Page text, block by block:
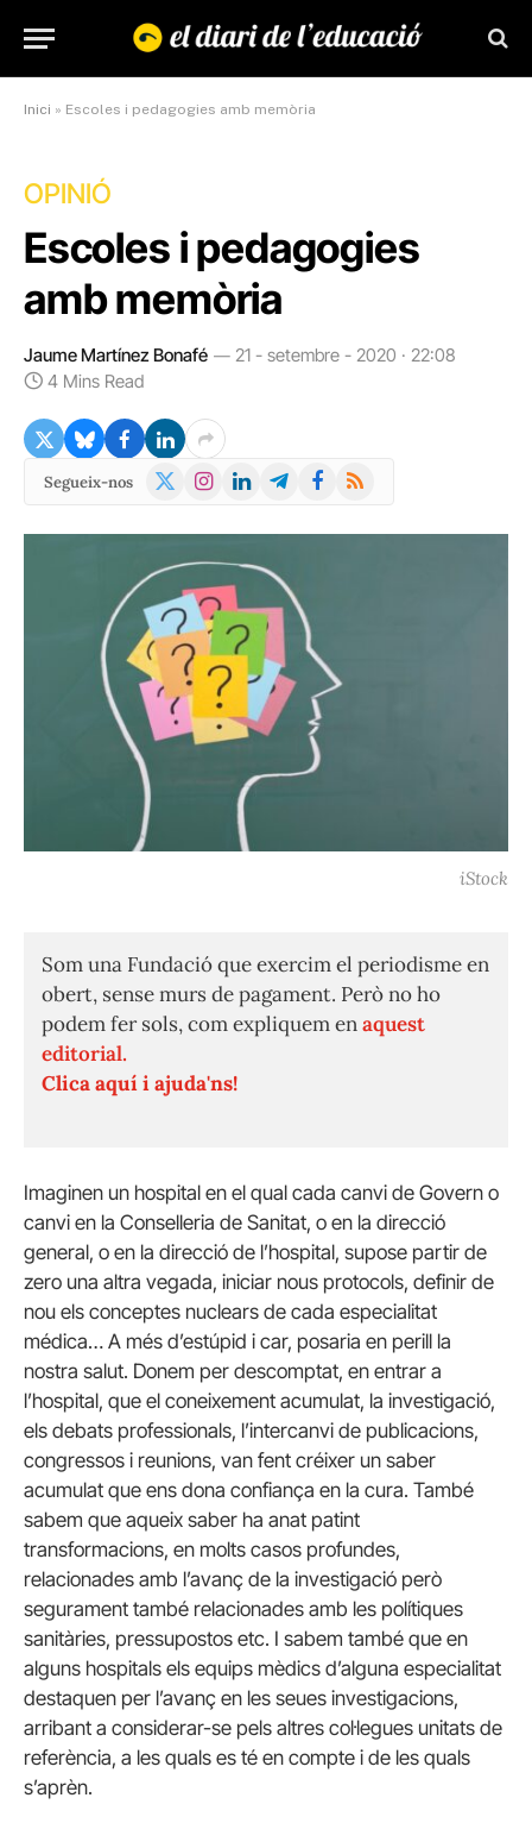
Inici » Escoles i pedagogies amb memòria
OPINIÓ
Escoles i pedagogies
amb memòria
Jaume Martínez Bonafé
21 - setembre - 2020 · 22:08
4 Mins Read
Segueix-nos
X
Instagram
LinkedInTelegramFacebook
RSS
iStock
Som una Fundació que exercim el periodisme en
obert, sense murs de pagament. Però no ho
podem fer sols, com expliquem enaquest
editorial.
Clica aquí i ajuda'ns!
Imaginen un hospital en el qual cada canvi de Govern o
canvi en la Conselleria de Sanitat, o en la direcció
general, o en la direcció de l’hospital, supose partir de
zero una altra vegada, iniciar nous protocols, definir de
nou els conceptes nuclears de cada especialitat
médica… A més d’estúpid i car, posaria en perill la
nostra salut. Donem per descomptat, en entrar a
l’hospital, que el coneixement acumulat, la investigació,
els debats professionals, l’intercanvi de publicacions,
congressos i reunions, van fent créixer un saber
acumulat que ens dona confiança en la cura. També
sabem que aqueix saber ha anat patint
transformacions, en molts casos profundes,
relacionades amb l’avanç de la investigació però
segurament també relacionades amb les polítiques
sanitàries, pressupostos etc. I sabem també que en
alguns hospitals els equips mèdics d’alguna especialitat
destaquen per l’avanç en les seues investigacions,
arribant a considerar-se pels altres col·legues unitats de
referència, a les quals es té en compte i de les quals
s’aprèn.